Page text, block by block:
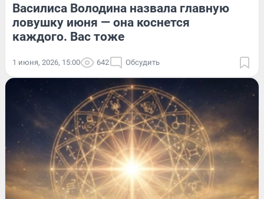
Василиса Володина назвала главную
ловушку июня — она коснется
каждого. Вас тоже
1 июня, 2026, 15:00 642 Обсудить